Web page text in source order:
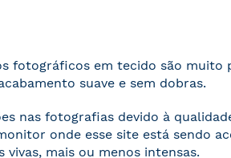
fotográficos em tecido são muito
suave e sem dobras.
nas fotografias devido à
onde esse site está sendo
vivas, mais ou menos intensas.